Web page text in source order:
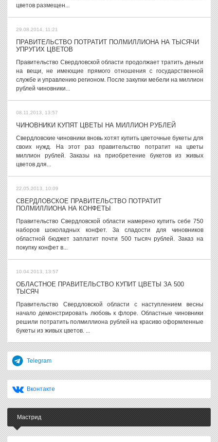
цветов размещен...
29.08.2014, 11:21
ПРАВИТЕЛЬСТВО ПОТРАТИТ ПОЛМИЛЛИОНА НА ТЫСЯЧИ
УПРУГИХ ЦВЕТОВ
Правительство Свердловской области продолжает тратить деньги
на вещи, не имеющие прямого отношения с государственной
службе и управлению регионом. После закупки мебели на миллион
рублей чиновники...
08.11.2013, 13:57
ЧИНОВНИКИ КУПЯТ ЦВЕТЫ НА МИЛЛИОН РУБЛЕЙ
Свердловские чиновники вновь хотят купить цветочные букеты для
своих нужд. На этот раз правительство потратит на цветы
миллион рублей. Заказы на приобретение букетов из живых
цветов для...
22.05.2013, 10:09
СВЕРДЛОВСКОЕ ПРАВИТЕЛЬСТВО ПОТРАТИТ
ПОЛМИЛЛИОНА НА КОНФЕТЫ
Правительство Свердловской области намерено купить себе 750
наборов шоколадных конфет. За сладости для чиновников
областной бюджет заплатит почти 500 тысяч рублей. Заказ на
покупку конфет в...
10.04.2013, 13:57
ОБЛАСТНОЕ ПРАВИТЕЛЬСТВО КУПИТ ЦВЕТЫ ЗА 500
ТЫСЯЧ
Правительство Свердловской области с наступлением весны
начало демонстрировать любовь к флоре. Областные чиновники
решили потратить полмиллиона рублей на красиво оформленные
букеты из живых цветов. ...
Telegram
Вконтакте
Мастрид